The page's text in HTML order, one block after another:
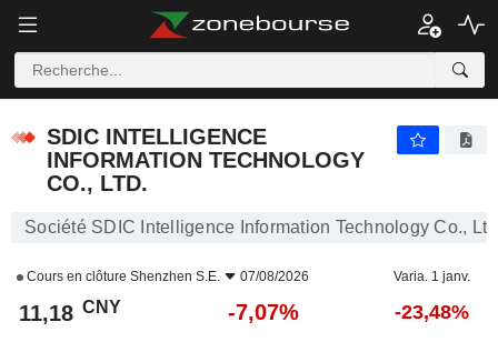
SDIC INTELLIGENCE
INFORMATION TECHNOLOGY
CO., LTD.
Société SDIC Intelligence Information Technology Co.,
Cours en clôture Shenzhen S.E. 07/08/2026 Varia. 1 janv.
11,18 CNY -7,07% -23,48%